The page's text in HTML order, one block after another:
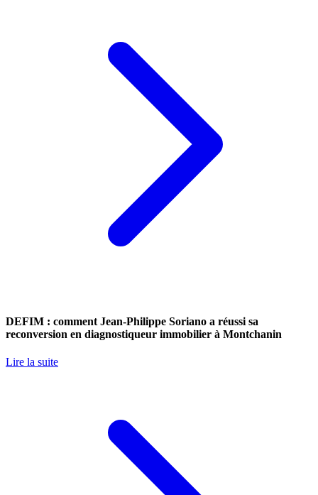
DEFIM : comment Jean-Philippe Soriano a réussi sa
reconversion en diagnostiqueur immobilier à Montchanin
Lire la suite